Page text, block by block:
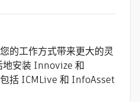
的工作方式带来更大的灵
地安装 Innovize 和
括 ICMLive 和 InfoAsset